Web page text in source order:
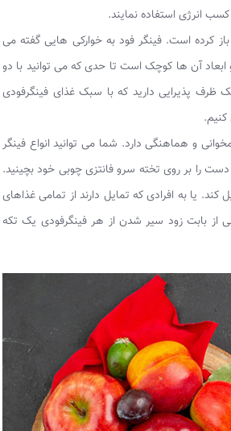
انرژی استفاده نمایند.
کرده است. فینگر فود به خوارکی هایی گفته می
ابعاد آن ها کوچک است تا حدی که می توانید با دو
ظرف پذیرایی دارید که با سبک غذای فینگرفودی
و هماهنگی دارد. شما می توانید انواع فینگر
دست را بر روی تخته سرو فانتزی چوبی خود بچینید.
یا به افرادی که تمایل دارند از تمامی غذاهای
از بابت زود سیر شدن از هر فینگرفودی یک تکه